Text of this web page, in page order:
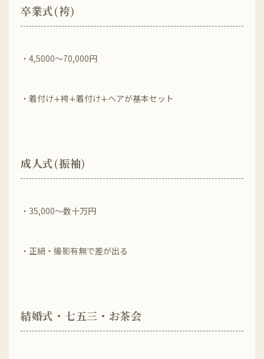
卒業式(袴)
・4,5000～70,000円
・着付け∔袴∔着付け∔ヘアが基本セット
成人式(振袖)
・35,000～数十万円
・正絹・撮影有無で差が出る
結婚式・七五三・お茶会